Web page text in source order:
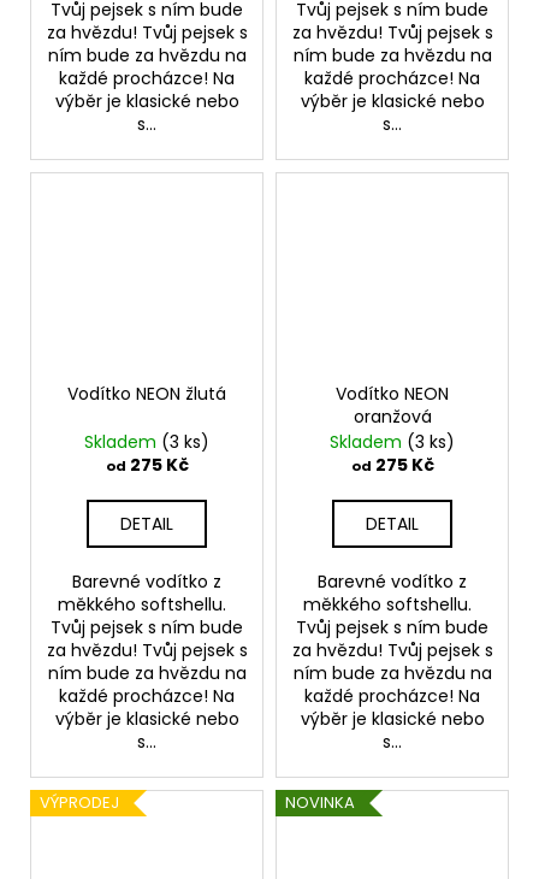
Tvůj pejsek s ním bude
za hvězdu! Tvůj pejsek s
ním bude za hvězdu na
každé procházce! Na
výběr je klasické nebo
s...
Tvůj pejsek s ním bude
za hvězdu! Tvůj pejsek s
ním bude za hvězdu na
každé procházce! Na
výběr je klasické nebo
s...
Vodítko NEON žlutá
Skladem (3 ks)
od 275 Kč
DETAIL
Barevné vodítko z
měkkého softshellu.
Tvůj pejsek s ním bude
za hvězdu! Tvůj pejsek s
ním bude za hvězdu na
každé procházce! Na
výběr je klasické nebo
s...
Vodítko NEON
oranžová
Skladem (3 ks)
od 275 Kč
DETAIL
Barevné vodítko z
měkkého softshellu.
Tvůj pejsek s ním bude
za hvězdu! Tvůj pejsek s
ním bude za hvězdu na
každé procházce! Na
výběr je klasické nebo
s...
VÝPRODEJ NOVINKA